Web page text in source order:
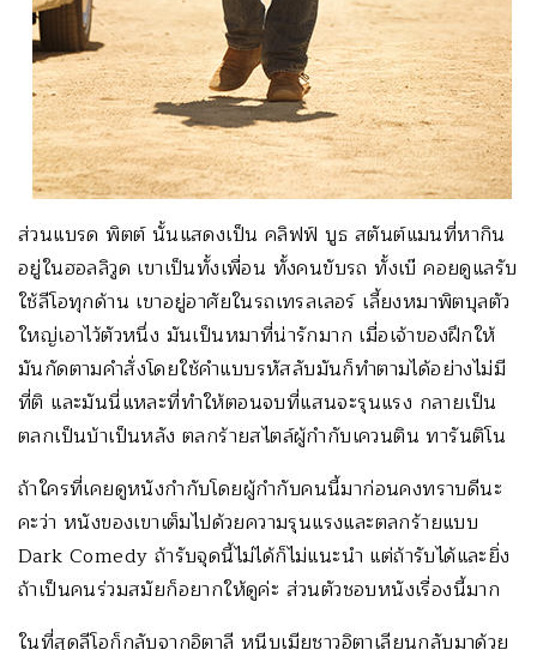
ส่วนแบรด พิตต์ นั้นแสดงเป็น คลิฟฟ์ บูธ สตันต์แมนที่หากิน
อยู่ในฮอลลิวูด เขาเป็นทั้งเพื่อน ทั้งคนขับรถ ทั้งเบ๊ คอยดูแลรับ
ใช้ลีโอทุกด้าน เขาอยู่อาศัยในรถเทรลเลอร์ เลี้ยงหมาพิตบุลตัว
ใหญ่เอาไว้ตัวหนึ่ง มันเป็นหมาที่น่ารักมาก เมื่อเจ้าของฝึกให้
มันกัดตามคำสั่งโดยใช้คำแบบรหัสลับมันก็ทำตามได้อย่างไม่มี
ที่ติ และมันนี่แหละที่ทำให้ตอนจบที่แสนจะรุนแรง กลายเป็น
ตลกเป็นบ้าเป็นหลัง ตลกร้ายสไตล์ผู้กำกับเควนติน ทารันติโน
ถ้าใครที่เคยดูหนังกำกับโดยผู้กำกับคนนี้มาก่อนคงทราบดีนะ
คะว่า หนังของเขาเต็มไปด้วยความรุนแรงและตลกร้ายแบบ
Dark Comedy ถ้ารับจุดนี้ไม่ได้ก็ไม่แนะนำ แต่ถ้ารับได้และยิ่ง
ถ้าเป็นคนร่วมสมัยก็อยากให้ดูค่ะ ส่วนตัวชอบหนังเรื่องนี้มาก
ในที่สุดลีโอก็กลับจากอิตาลี หนีบเมียชาวอิตาเลียนกลับมาด้วย